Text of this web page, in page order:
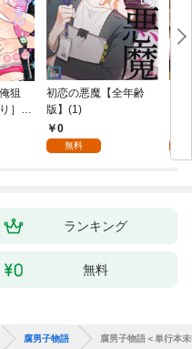
狙
り］
初恋の悪魔【全年齢
版】(1)
0
無料
ランキング
無料
腐男子物語 腐男子物語＜単行本